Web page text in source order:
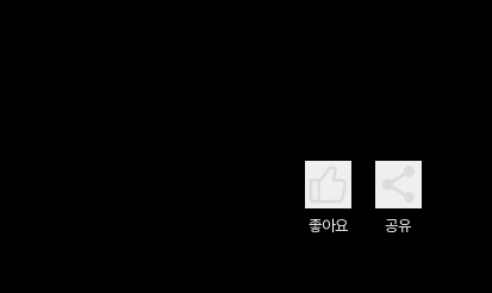
좋아요 공유